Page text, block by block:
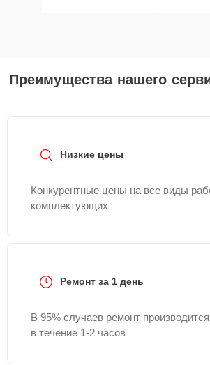
Преимущества нашего
Низкие цены
Конкурентные цены на все виды
комплектующих
Ремонт за 1 день
В 95% случаев ремонт
в течение 1-2 часов